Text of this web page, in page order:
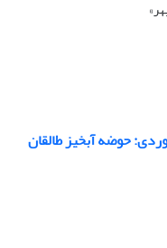
حوضه آبخیز طالقان